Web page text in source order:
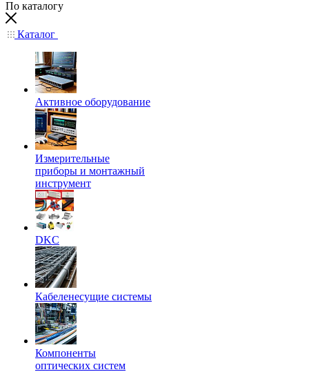
По каталогу
Каталог
Активное оборудование
Измерительные
приборы и монтажный
инструмент
DKC
Кабеленесущие системы
Компоненты
оптических систем